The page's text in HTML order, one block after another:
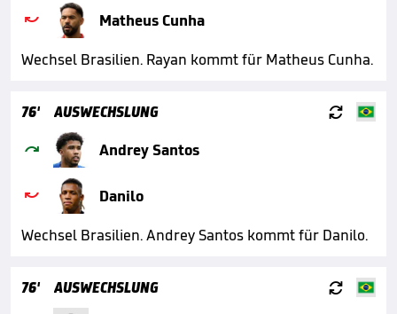

Matheus Cunha
Wechsel Brasilien. Rayan kommt für Matheus Cunha.
76' AUSWECHSLUNG 
 Andrey Santos

Danilo
Wechsel Brasilien. Andrey Santos kommt für Danilo.
76' AUSWECHSLUNG 